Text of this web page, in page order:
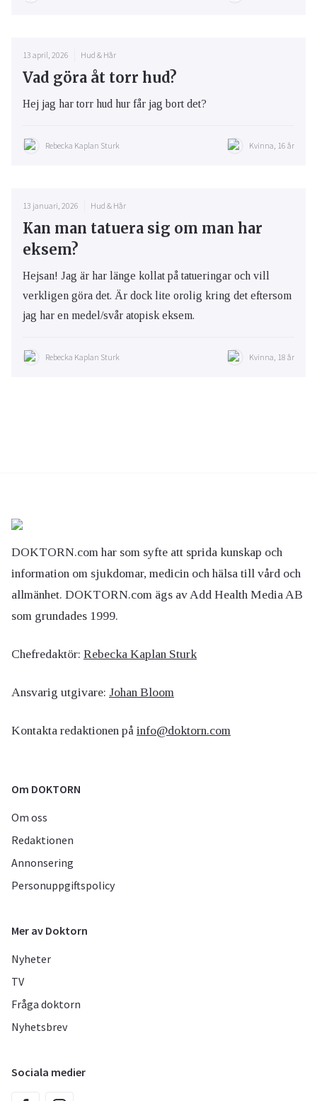
13 april, 2026 Hud & Hår
Vad göra åt torr hud?
Hej jag har torr hud hur får jag bort det?
Rebecka Kaplan Sturk Kvinna, 16 år
13 januari, 2026 Hud & Hår
Kan man tatuera sig om man har
eksem?
Hejsan! Jag är har länge kollat på tatueringar och vill
verkligen göra det. Är dock lite orolig kring det eftersom
jag har en medel/svår atopisk eksem.
Rebecka Kaplan Sturk Kvinna, 18 år
DOKTORN.com har som syfte att sprida kunskap och
information om sjukdomar, medicin och hälsa till vård och
allmänhet. DOKTORN.com ägs av Add Health Media AB
som grundades 1999.
Chefredaktör: Rebecka Kaplan Sturk
Ansvarig utgivare: Johan Bloom
Kontakta redaktionen på info@doktorn.com
Om DOKTORN
Om oss
Redaktionen
Annonsering
Personuppgiftspolicy
Mer av Doktorn
Nyheter
TV
Fråga doktorn
Nyhetsbrev
Sociala medier